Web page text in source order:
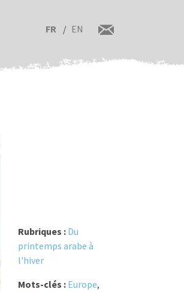
FR EN
Rubriques : Du
printemps arabe à
l'hiver
Mots-clés : Europe,